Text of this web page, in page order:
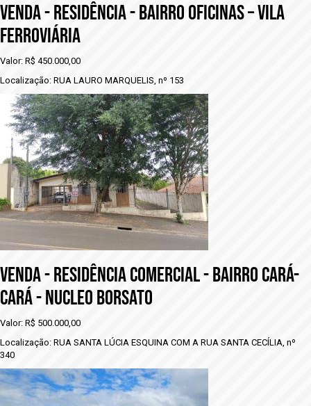
VENDA - rESIDÊNCIA - BAIRRO OFICINAS – VILA
FERROVIÁRIA
Valor: R$ 450.000,00
Localização: RUA LAURO MARQUELIS, nº 153
VENDA - rESIDÊNCIA COMERCIAL - BAIRRO CARÁ-
CARÁ - NUCLEO BORSATO
Valor: R$ 500.000,00
Localização: RUA SANTA LÚCIA ESQUINA COM A RUA SANTA CECÍLIA, nº
340